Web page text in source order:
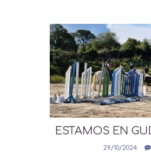
ESTAMOS EN
29/10/2024